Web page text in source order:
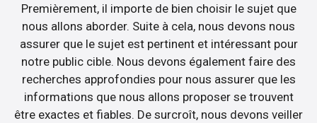
Premièrement, il importe de bien choisir le sujet que
nous allons aborder. Suite à cela, nous devons nous
assurer que le sujet est pertinent et intéressant pour
notre public cible. Nous devons également faire des
recherches approfondies pour nous assurer que les
informations que nous allons proposer se trouvent
être exactes et fiables. De surcroît, nous devons veiller